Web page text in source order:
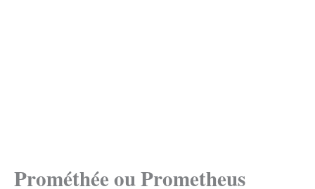
Prométhée ou Prometheus